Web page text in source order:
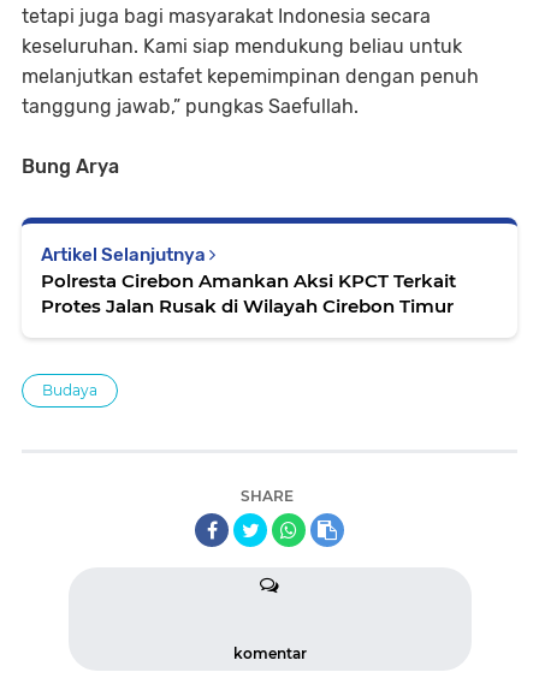
tetapi juga bagi masyarakat Indonesia secara
keseluruhan. Kami siap mendukung beliau untuk
melanjutkan estafet kepemimpinan dengan penuh
tanggung jawab,” pungkas Saefullah.
Bung Arya
Artikel Selanjutnya
Polresta Cirebon Amankan Aksi KPCT Terkait
Protes Jalan Rusak di Wilayah Cirebon Timur
Budaya
SHARE
komentar